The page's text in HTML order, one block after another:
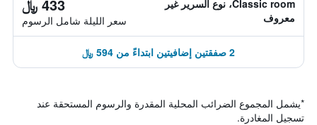
Classic room، نوع السرير غير
معروف
433 ﷼
سعر الليلة شامل الرسوم
2 صفقتين إضافيتين ابتداءً من 594 ﷼
*يشمل المجموع الضرائب المحلية المقدرة والرسوم المستحقة عند
تسجيل المغادرة.